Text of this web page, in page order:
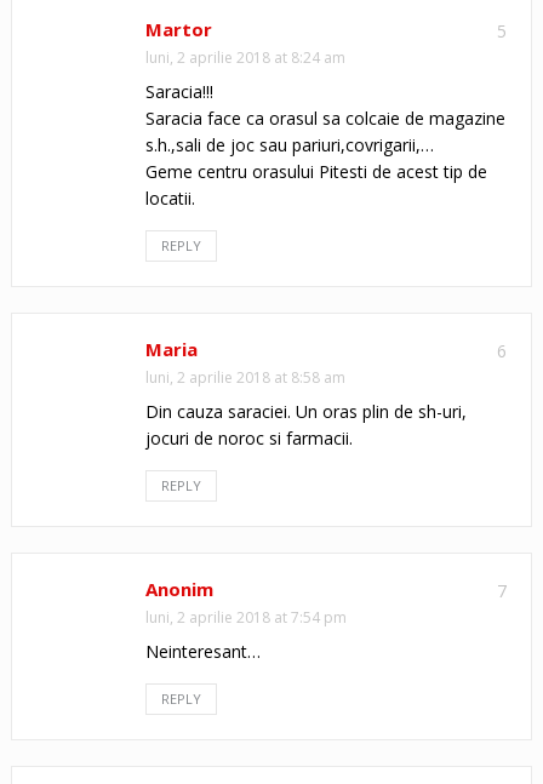
5
Martor
luni, 2 aprilie 2018 at 8:24 am
Saracia!!!
Saracia face ca orasul sa colcaie de magazine
s.h.,sali de joc sau pariuri,covrigarii,…
Geme centru orasului Pitesti de acest tip de
locatii.
REPLY
6
Maria
luni, 2 aprilie 2018 at 8:58 am
Din cauza saraciei. Un oras plin de sh-uri,
jocuri de noroc si farmacii.
REPLY
7
Anonim
luni, 2 aprilie 2018 at 7:54 pm
Neinteresant…
REPLY